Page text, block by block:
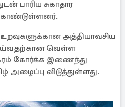
பாரிய சுகாதார
அத்தியாவசிய
வெள்ள
கோர்க்க இணைந்து
அழைப்பு விடுத்துள்ளது.